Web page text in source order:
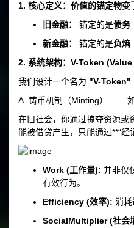
1. 核心定义：价值的锚定物变
旧金融：
锚定的是债务
新金融：
锚定的是负熵
2. 系统架构：V-Token
我们设计一个名为 "V-Token"
A. 铸币机制（Minting）—— 如
在旧社会，你通过掠夺资源或
能被借贷产生，只能通过**“经
Work (工作量): 并非仅
有效行为。
Efficiency (效率): 消耗
SocialMultiplier (社会